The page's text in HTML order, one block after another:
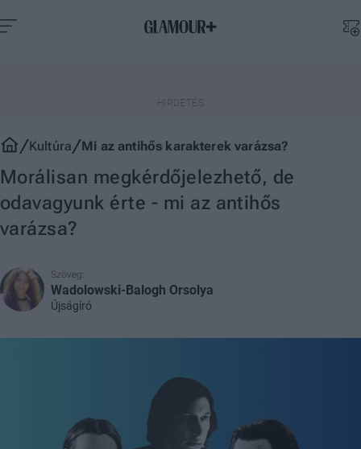
Kultúra Mi az antihős karakterek varázsa?
Morálisan megkérdőjelezhető, de
odavagyunk érte - mi az antihős
varázsa?
Szöveg:
Wadolowski-Balogh Orsolya
Újságíró